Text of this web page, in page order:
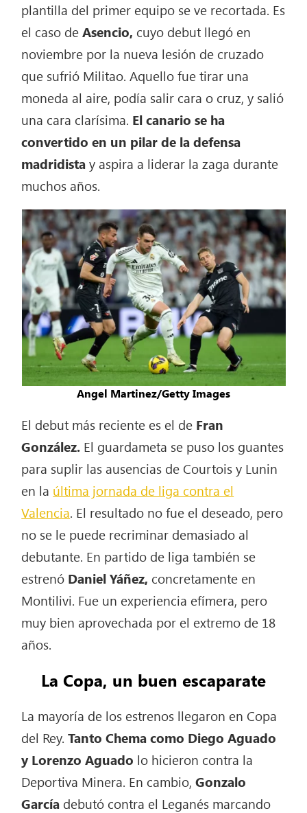
plantilla del primer equipo se ve recortada. Es
el caso deAsencio, cuyo debut llegó en
noviembre por la nueva lesión de cruzado
que sufrió Militao. Aquello fue tirar una
moneda al aire, podía salir cara o cruz, y salió
una cara clarísima. El canario se ha
convertido en un pilar de la defensa
madridistay aspira a liderar la zaga durante
muchos años.
Angel Martinez/Getty Images
El debut más reciente es el de Fran
González. El guardameta se puso los guantes
para suplir las ausencias de Courtois y Lunin
en la última jornada de liga contra el
Valencia. El resultado no fue el deseado, pero
no se le puede recriminar demasiado al
debutante. En partido de liga también se
estrenó Daniel Yáñez, concretamente en
Montilivi. Fue un experiencia efímera, pero
muy bien aprovechada por el extremo de 18
años.
La Copa, un buen escaparate
La mayoría de los estrenos llegaron en Copa
del Rey. Tanto Chema como Diego Aguado
y Lorenzo Aguado lo hicieron contra la
Deportiva Minera. En cambio,Gonzalo
García debutó contra el Leganés marcando